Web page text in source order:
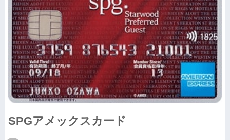
SPGアメックスカード